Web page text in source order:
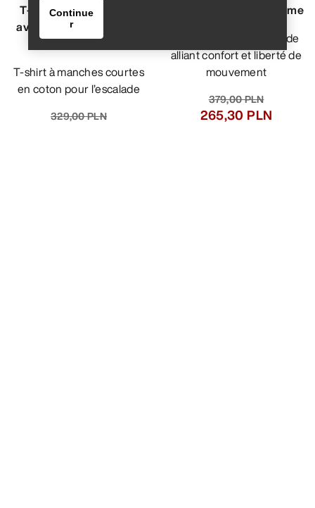
Help
T-shirt en coton Kragg
avec petit logo Bird MC
Femme
T-shirt à manches courtes
en coton pour l’escalade
329,00 PLN
Débardeur Silene Femme
alliant confort et liberté de
mouvement
379,00 PLN
265,30 PLN
Continue
r